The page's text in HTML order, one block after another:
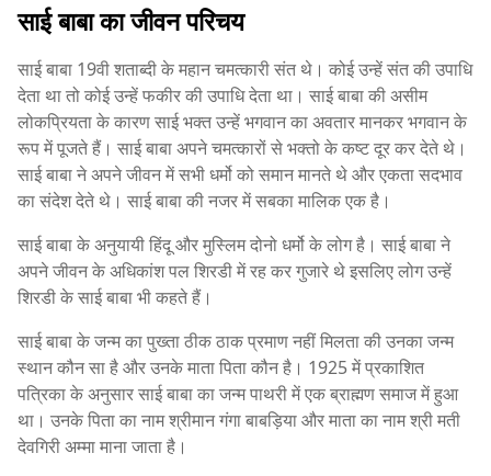
साई बाबा का जीवन परिचय
साई बाबा 19वी शताब्दी के महान चमत्कारी संत थे। कोई उन्हें संत की उपाधि
देता था तो कोई उन्हें फकीर की उपाधि देता था। साई बाबा की असीम
लोकप्रियता के कारण साई भक्त उन्हें भगवान का अवतार मानकर भगवान के
रूप में पूजते हैं। साई बाबा अपने चमत्कारों से भक्तो के कष्ट दूर कर देते थे।
साई बाबा ने अपने जीवन में सभी धर्मो को समान मानते थे और एकता सदभाव
का संदेश देते थे। साई बाबा की नजर में सबका मालिक एक है।
साई बाबा के अनुयायी हिंदू और मुस्लिम दोनो धर्मो के लोग है। साई बाबा ने
अपने जीवन के अधिकांश पल शिरडी में रह कर गुजारे थे इसलिए लोग उन्हें
शिरडी के साई बाबा भी कहते हैं।
साई बाबा के जन्म का पुख्ता ठीक ठाक प्रमाण नहीं मिलता की उनका जन्म
स्थान कौन सा है और उनके माता पिता कौन है। 1925 में प्रकाशित
पत्रिका के अनुसार साई बाबा का जन्म पाथरी में एक ब्राह्मण समाज में हुआ
था। उनके पिता का नाम श्रीमान गंगा बाबड़िया और माता का नाम श्री मती
देवगिरी अम्मा माना जाता है।